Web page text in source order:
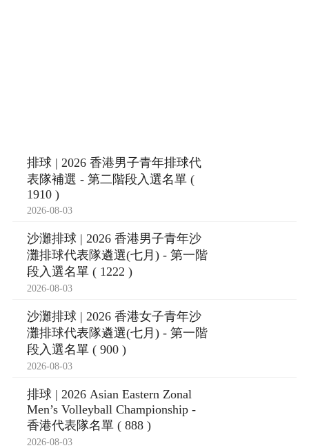
排球 | 2026 香港男子青年排球代
表隊補選 - 第二階段入選名單 (
1910 )
2026-08-03
沙灘排球 | 2026 香港男子青年沙
灘排球代表隊遴選(七月) - 第一階
段入選名單 ( 1222 )
2026-08-03
沙灘排球 | 2026 香港女子青年沙
灘排球代表隊遴選(七月) - 第一階
段入選名單 ( 900 )
2026-08-03
排球 | 2026 Asian Eastern Zonal
Men’s Volleyball Championship -
香港代表隊名單 ( 888 )
2026-08-03